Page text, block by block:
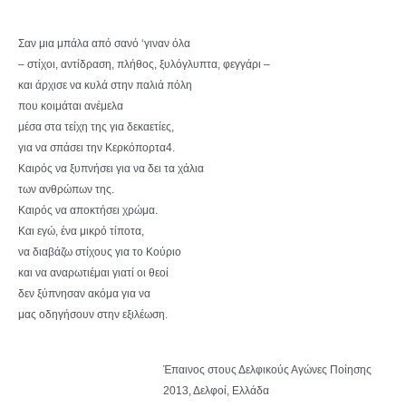
Σαν μια μπάλα από σανό ‘γιναν όλα
– στίχοι, αντίδραση, πλήθος, ξυλόγλυπτα, φεγγάρι –
και άρχισε να κυλά στην παλιά πόλη
που κοιμάται ανέμελα
μέσα στα τείχη της για δεκαετίες,
για να σπάσει την Κερκόπορτα4.
Καιρός να ξυπνήσει για να δει τα χάλια
των ανθρώπων της.
Καιρός να αποκτήσει χρώμα.
Και εγώ, ένα μικρό τίποτα,
να διαβάζω στίχους για το Κούριο
και να αναρωτιέμαι γιατί οι θεοί
δεν ξύπνησαν ακόμα για να
μας οδηγήσουν στην εξιλέωση.
Έπαινος στους Δελφικούς Αγώνες Ποίησης
2013, Δελφοί, Ελλάδα